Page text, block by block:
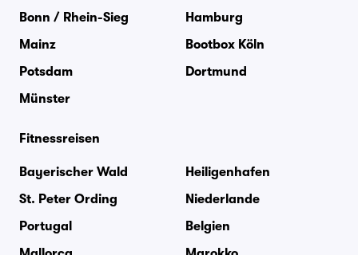
Bonn / Rhein-Sieg
Hamburg
Mainz
Bootbox Köln
Potsdam
Dortmund
Münster
Fitnessreisen
Bayerischer Wald
Heiligenhafen
St. Peter Ording
Niederlande
Portugal
Belgien